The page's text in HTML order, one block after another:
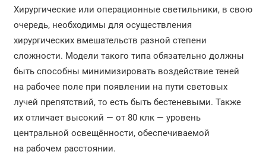
Хирургические или операционные светильники, в свою
очередь, необходимы для осуществления
хирургических вмешательств разной степени
сложности. Модели такого типа обязательно должны
быть способны минимизировать воздействие теней
на рабочее поле при появлении на пути световых
лучей препятствий, то есть быть бестеневыми. Также
их отличает высокий — от 80 клк — уровень
центральной освещённости, обеспечиваемой
на рабочем расстоянии.